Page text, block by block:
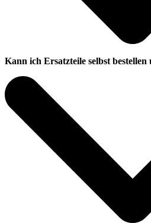
Kann ich Ersatzteile selbst bestellen